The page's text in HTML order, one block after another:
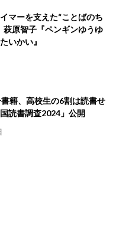
マーを支えた“ことばのち
原智子『ペンギンゆうゆ
いかい』
籍、高校生の6割は読書せ
読書調査2024」公開